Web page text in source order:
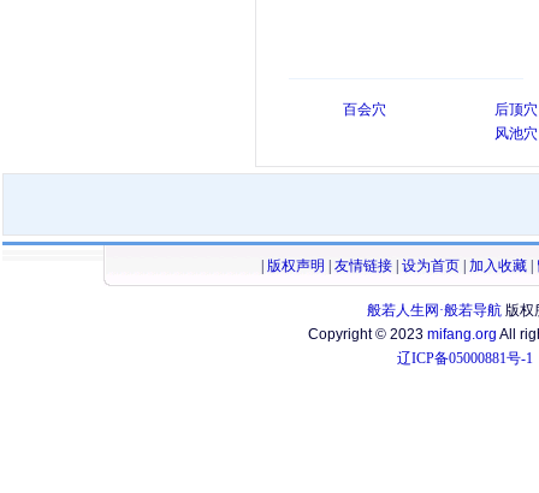
百会穴
后顶穴
风池穴
版权声明 友情链接 设为首页 加入收藏
般若人生网·般若导航版权
Copyright © 2023 mifang.org All
辽ICP备05000881号-1